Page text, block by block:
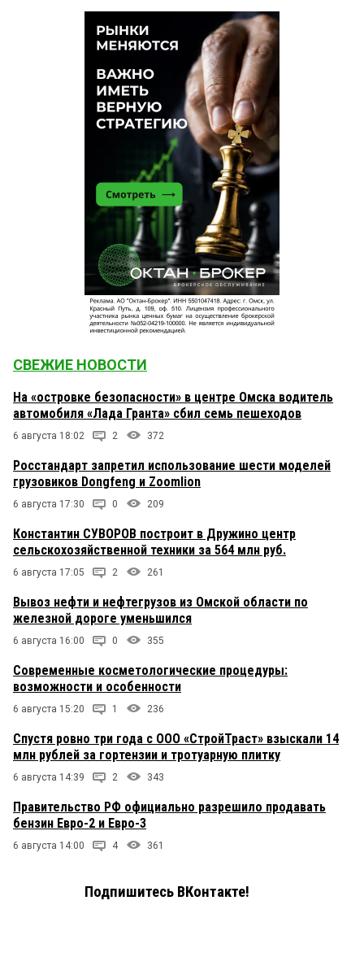
СВЕЖИЕ НОВОСТИ
На «островке безопасности» в центре Омска водитель
автомобиля «Лада Гранта» сбил семь пешеходов
6 августа 18:02 2 372
Росстандарт запретил использование шести моделей
грузовиков Dongfeng и Zoomlion
6 августа 17:30 0 209
Константин СУВОРОВ построит в Дружино центр
сельскохозяйственной техники за 564 млн руб.
6 августа 17:05 2 261
Вывоз нефти и нефтегрузов из Омской области по
железной дороге уменьшился
6 августа 16:00 0 355
Современные косметологические процедуры:
возможности и особенности
6 августа 15:20 1 236
Спустя ровно три года с ООО «СтройТраст» взыскали 14
млн рублей за гортензии и тротуарную плитку
6 августа 14:39 2 343
Правительство РФ официально разрешило продавать
бензин Евро-2 и Евро-3
6 августа 14:00 4 361
Подпишитесь ВКонтакте!